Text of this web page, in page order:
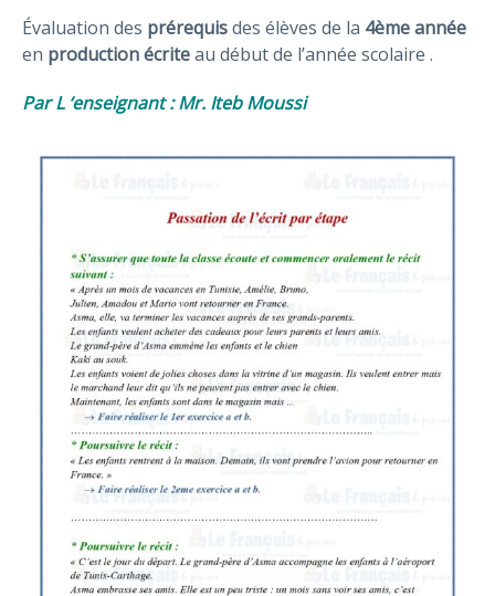
Évaluation des prérequisdes élèves de la 4ème année
en production écriteau début de l’année scolaire .
Par L ‘enseignant: Mr. Iteb Moussi